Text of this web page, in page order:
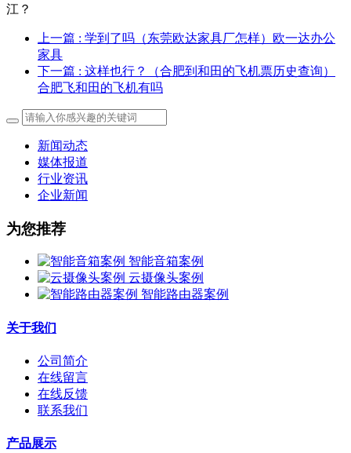
江？
上一篇 : 学到了吗（东莞欧达家具厂怎样）欧一达办公
家具
下一篇 : 这样也行？（合肥到和田的飞机票历史查询）
合肥飞和田的飞机有吗
新闻动态
媒体报道
行业资讯
企业新闻
为您推荐
智能音箱案例
云摄像头案例
智能路由器案例
关于我们
公司简介
在线留言
在线反馈
联系我们
产品展示